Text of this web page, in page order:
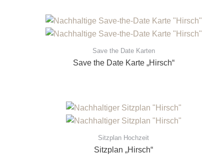
Save the Date Karten
Save the Date Karte „Hirsch“
Sitzplan Hochzeit
Sitzplan „Hirsch“